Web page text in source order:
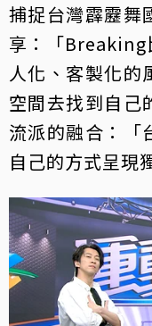
捕捉台灣霹靂舞
享：「Breaking
人化、客製化的
空間去找到自己
流派的融合：「
自己的方式呈現